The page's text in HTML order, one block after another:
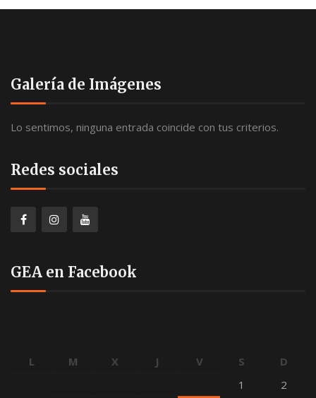
Galería de Imágenes
Lo sentimos, ninguna entrada coincide con tus criterios.
Redes sociales
GEA en Facebook
L M X J V S
D
1
2